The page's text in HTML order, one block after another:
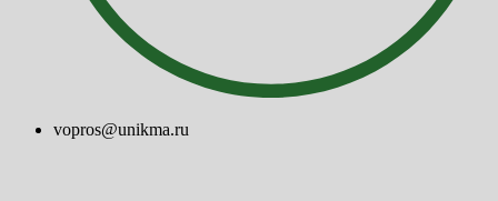
vopros@unikma.ru